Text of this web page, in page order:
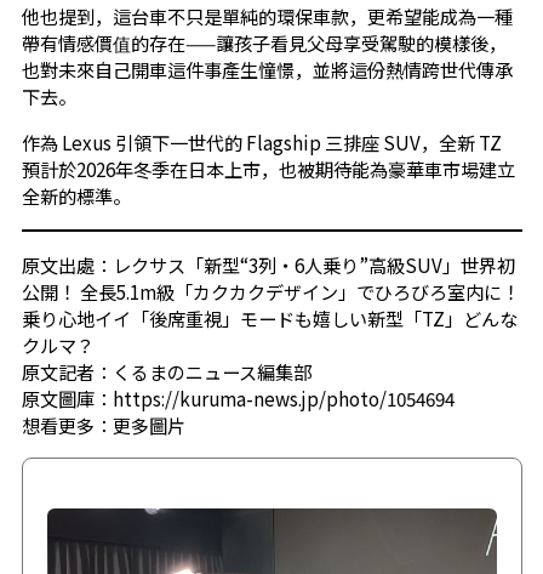
他也提到，這台車不只是單純的環保車款，更希望能成為一種
帶有情感價值的存在——讓孩子看見父母享受駕駛的模樣後，
也對未來自己開車這件事產生憧憬，並將這份熱情跨世代傳承
下去。
作為 Lexus 引領下一世代的 Flagship 三排座 SUV，全新 TZ
預計於2026年冬季在日本上市，也被期待能為豪華車市場建立
全新的標準。
原文出處：レクサス「新型“3列・6人乗り”高級SUV」世界初
公開！ 全長5.1m級「カクカクデザイン」でひろびろ室内に！
乗り心地イイ「後席重視」モードも嬉しい新型「TZ」どんな
クルマ？
原文記者：くるまのニュース編集部
原文圖庫：https://kuruma-news.jp/photo/1054694
想看更多： 更多圖片